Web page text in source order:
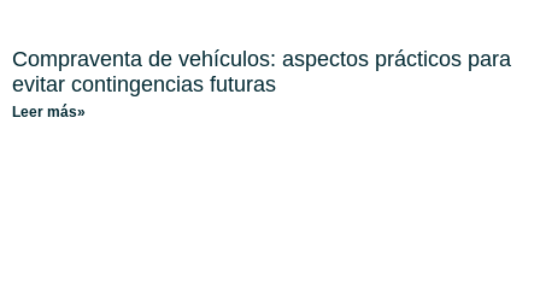
Compraventa de vehículos: aspectos prácticos para
evitar contingencias futuras
Leer más»